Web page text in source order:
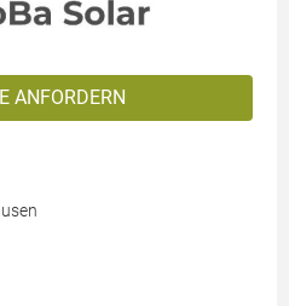
ANFORDERN